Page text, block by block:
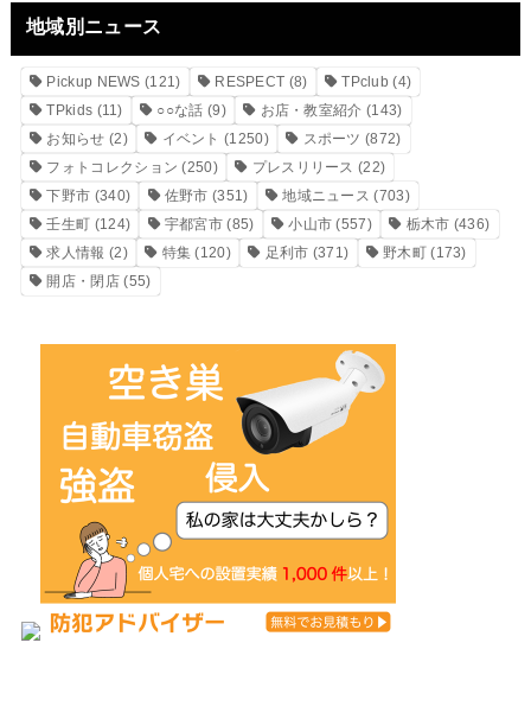
地域別ニュース
Pickup NEWS (121) RESPECT (8) TPclub (4)
TPkids (11) ○○な話 (9) お店・教室紹介 (143)
お知らせ (2) イベント (1250) スポーツ (872)
フォトコレクション (250) プレスリリース (22)
下野市 (340) 佐野市 (351) 地域ニュース (703)
壬生町 (124) 宇都宮市 (85) 小山市 (557) 栃木市 (436)
求人情報 (2) 特集 (120) 足利市 (371) 野木町(173)
開店・閉店(55)